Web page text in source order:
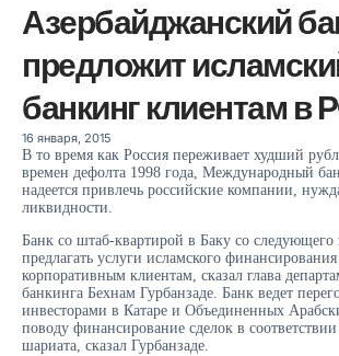
Азербайджанский
предложит
банкинг клиентам в
16 января, 2015
В то время как Россия переживает худший
времен дефолта 1998 года, Международный
надеется привлечь российские компании,
ликвидности.
Банк со штаб-квартирой в Баку со следующего
предлагать услуги исламского
корпоративным клиентам, сказал глава
банкинга Бехнам Гурбанзаде. Банк ведет
инвесторами в Катаре и Объединенных
поводу финансирование сделок в
шариата, сказал Гурбанзаде.